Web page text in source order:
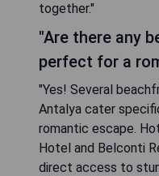
together."
"Are there any
perfect for a
"Yes! Several
Antalya cater
romantic escape.
Hotel and Belconti
direct access to